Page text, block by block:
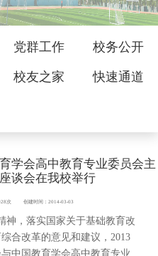
党群工作 校务公开
校友之家 快速通道
学会高中教育专业委员会主
谈会在我校举行
次 创建时间：2014-03-03
神，落实国家关于基础教育改
合改革的意见和建议，2013
中国教育学会高中教育专业